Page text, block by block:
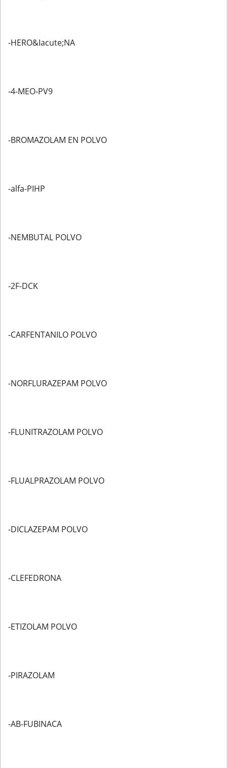
-HERO&Iacute;NA
-4-MEO-PV9
-BROMAZOLAM EN POLVO
-alfa-PIHP
-NEMBUTAL POLVO
-2F-DCK
-CARFENTANILO POLVO
-NORFLURAZEPAM POLVO
-FLUNITRAZOLAM POLVO
-FLUALPRAZOLAM POLVO
-DICLAZEPAM POLVO
-CLEFEDRONA
-ETIZOLAM POLVO
-PIRAZOLAM
-AB-FUBINACA